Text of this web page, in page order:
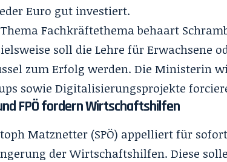
Euro gut investiert.
Fachkräftethema behaart
soll die Lehre für Erwachsene
zum Erfolg werden. Die Ministerin
sowie Digitalisierungsprojekte
FPÖ fordern Wirtschaftshilfen
Matznetter (SPÖ) appelliert für
der Wirtschaftshilfen. Diese